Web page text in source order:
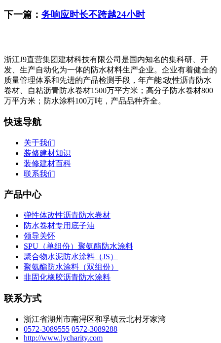
下一篇： 务响应时长不跨越24小时
浙江J9直营集团建材科技有限公司是国内知名的集科研、开
发、生产自动化为一体的防水材料生产企业。企业有着健全的
质量管理体系和先进的产品检测手段，年产能∶改性沥青防水
卷材、自粘沥青防水卷材1500万平方米；高分子防水卷材800
万平方米；防水涂料100万吨，产品品种齐全。
快速导航
关于我们
装修建材知识
装修建材百科
联系我们
产品中心
弹性体改性沥青防水卷材
防水卷材专用底子油
领导关怀
SPU（单组份）聚氨酯防水涂料
聚合物水泥防水涂料（JS）
聚氨酯防水涂料（双组份）
非固化橡胶沥青防水涂料
联系方式
浙江省湖州市南浔区和孚镇云北村牙家湾
0572-3089555 0572-3089288
http://www.lycharity.com